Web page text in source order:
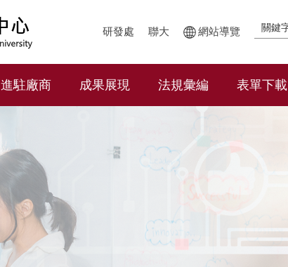
研發處 聯大 網站導覽
進駐廠商 成果展現 法規彙編 表單下載